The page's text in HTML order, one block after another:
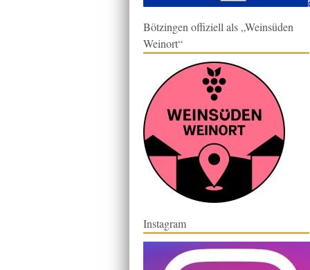
Bötzingen offiziell als „Weinsüden
Weinort“
Instagram